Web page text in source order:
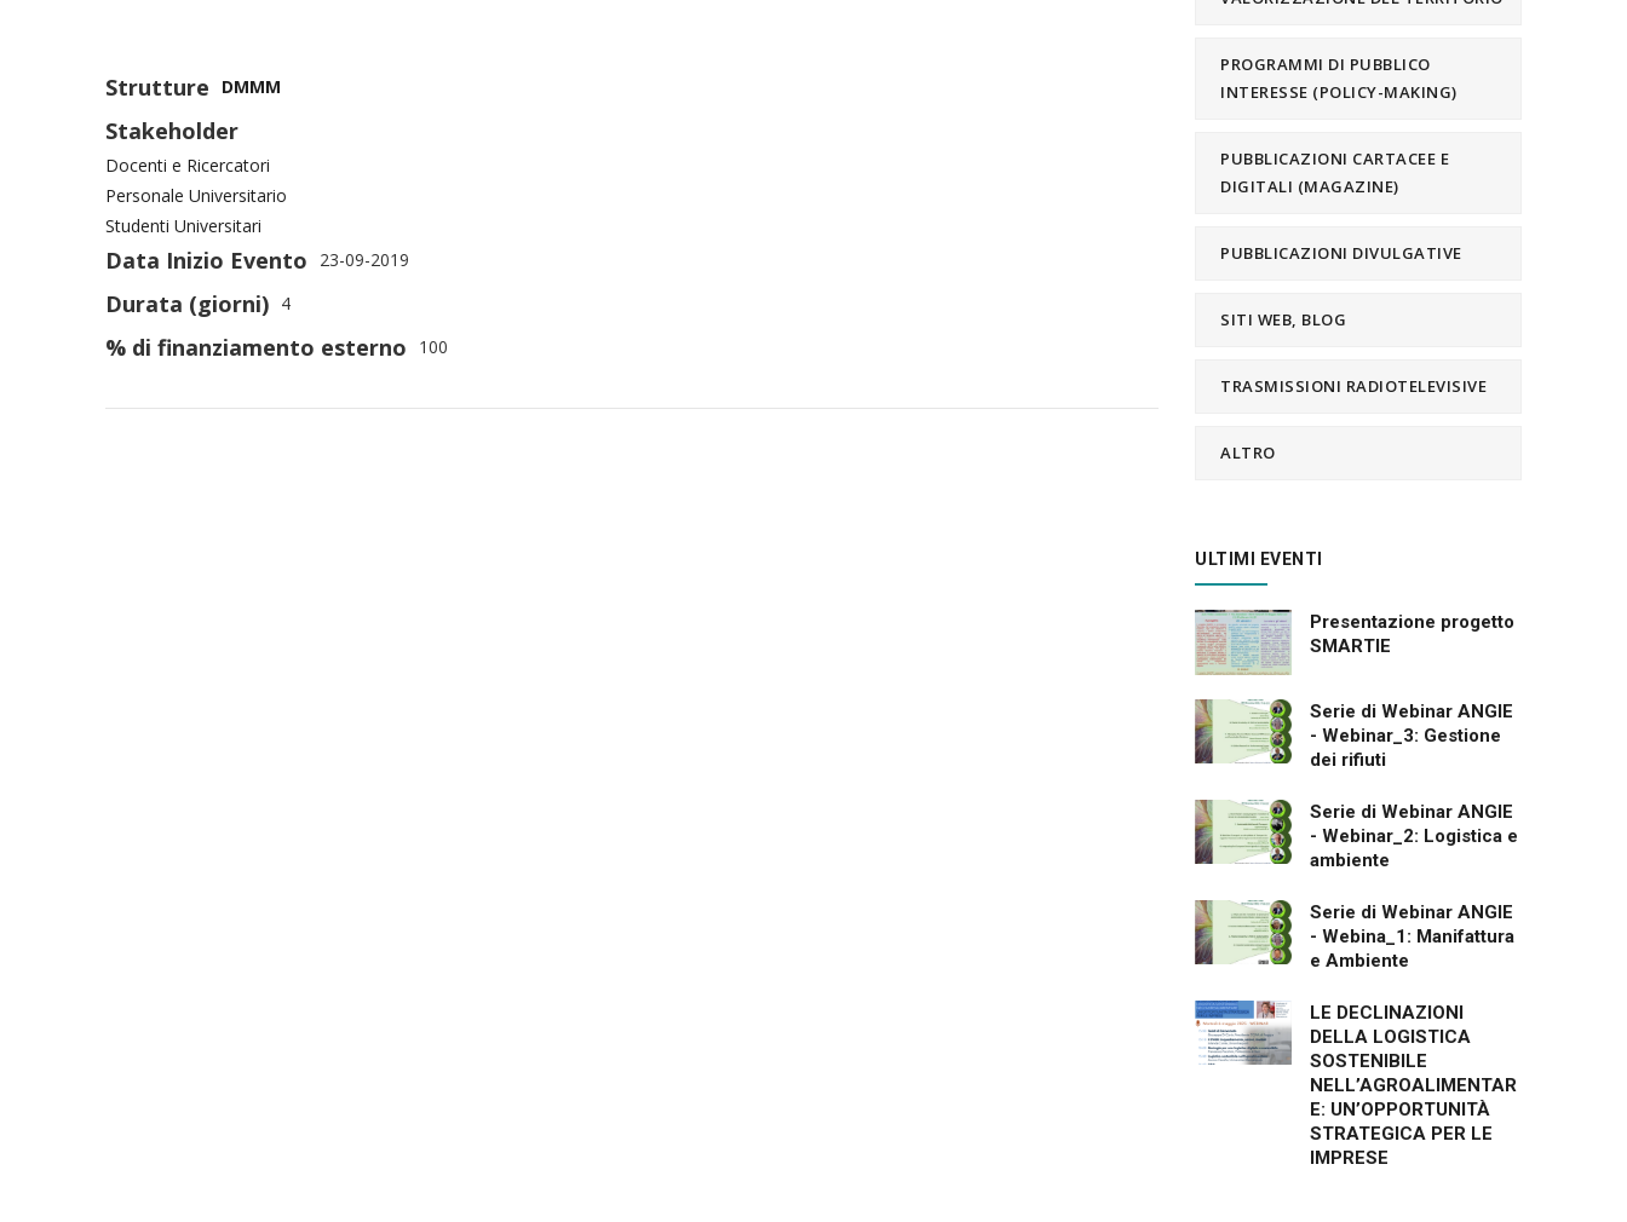
Strutture DMMM
Stakeholder
Docenti e Ricercatori
Personale Universitario
Studenti Universitari
Data Inizio Evento 23-09-2019
Durata (giorni) 4
% di finanziamento esterno 100
PROGRAMMI DI PUBBLICO
INTERESSE (POLICY-MAKING)
PUBBLICAZIONI CARTACEE E
DIGITALI (MAGAZINE)
PUBBLICAZIONI DIVULGATIVE
SITI WEB, BLOG
TRASMISSIONI RADIOTELEVISIVE
ALTRO
ULTIMI EVENTI
Presentazione progetto
SMARTIE
Serie di Webinar ANGIE
- Webinar_3: Gestione
dei rifiuti
Serie di Webinar ANGIE
- Webinar_2: Logistica e
ambiente
Serie di Webinar ANGIE
- Webina_1: Manifattura
e Ambiente
LE DECLINAZIONI
DELLA LOGISTICA
SOSTENIBILE
NELL’AGROALIMENTAR
E: UN’OPPORTUNITÀ
STRATEGICA PER LE
IMPRESE